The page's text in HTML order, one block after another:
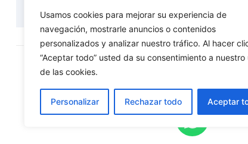
Usamos cookies para mejorar su experiencia de
navegación, mostrarle anuncios o contenidos
personalizados y analizar nuestro tráfico. Al hacer
“Aceptar todo” usted da su consentimiento a nuestro
de las cookies.
Personalizar Rechazar todo Aceptar